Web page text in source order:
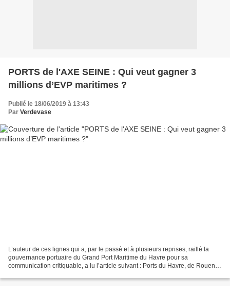
PORTS de l'AXE SEINE : Qui veut gagner 3
millions d’EVP maritimes ?
Publié le 18/06/2019 à 13:43
Par Verdevase
L’auteur de ces lignes qui a, par le passé et à plusieurs reprises, raillé la
gouvernance portuaire du Grand Port Maritime du Havre pour sa
communication critiquable, a lu l’article suivant : Ports du Havre, de Rouen et